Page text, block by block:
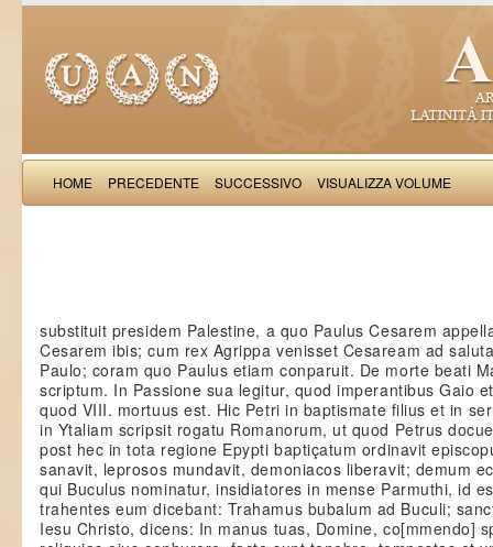
HOME PRECEDENTE SUCCESSIVO VISUALIZZA VOLUME
substituit presidem Palestine, a quo Paulus Cesarem
Cesarem ibis; cum rex Agrippa venisset Cesaream ad
Paulo; coram quo Paulus etiam conparuit. De morte beati
scriptum. In Passione sua legitur, quod imperantibus Gaio
quod VIII. mortuus est. Hic Petri in baptismate filius et in
in Ytaliam scripsit rogatu Romanorum, ut quod Petrus
post hec in tota regione Epypti baptiçatum ordinavit
sanavit, leprosos mundavit, demoniacos liberavit; demum
qui Buculus nominatur, insidiatores in mense Parmuthi, id
trahentes eum dicebant: Trahamus bubalum ad Buculi;
Iesu Christo, dicens: In manus tuas, Domine, co[mmendo]